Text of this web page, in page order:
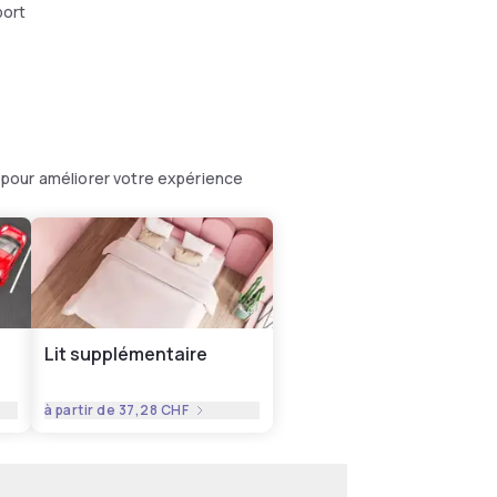
améliorer votre expérience
Lit supplémentaire
à partir de 37,28 CHF